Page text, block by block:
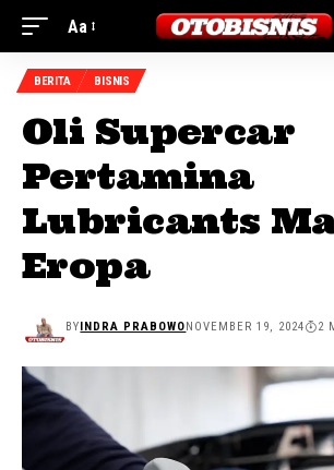
Aa
BERITA BISNIS
Oli Supercar
Pertamina
Lubricants
Eropa
BYINDRA PRABOWONOVEMBER 19, 2024 2